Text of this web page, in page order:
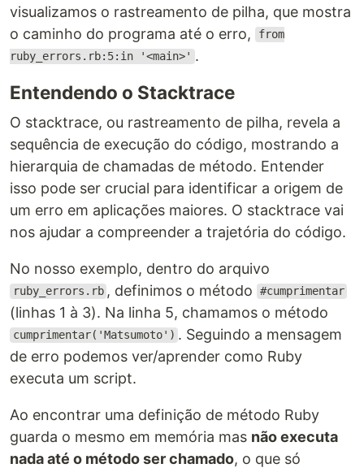
visualizamos o rastreamento de pilha, que mostra
o caminho do programa até o erro,
from
ruby_errors.rb:5:in '<main>' .
Entendendo o Stacktrace
O stacktrace, ou rastreamento de pilha, revela a
sequência de execução do código, mostrando a
hierarquia de chamadas de método. Entender
isso pode ser crucial para identificar a origem de
um erro em aplicações maiores. O stacktrace vai
nos ajudar a compreender a trajetória do código.
No nosso exemplo, dentro do arquivo
ruby_errors.rb , definimos o método #cumprimentar
(linhas 1 à 3). Na linha 5, chamamos o método
cumprimentar('Matsumoto') . Seguindo a mensagem
de erro podemos ver/aprender como Ruby
executa um script.
Ao encontrar uma definição de método Ruby
guarda o mesmo em memória mas não executa
nada até o método ser chamado, o que só